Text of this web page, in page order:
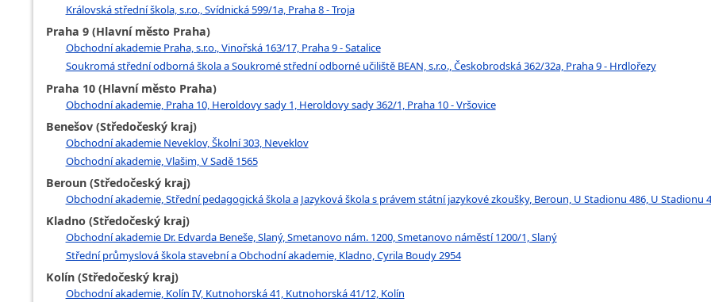
Královská střední škola, s.r.o., Svídnická 599/1a, Praha 8 - Troja
Praha 9 (Hlavní město Praha)
Obchodní akademie Praha, s.r.o., Vinořská 163/17, Praha 9 - Satalice
Soukromá střední odborná škola a Soukromé střední odborné učiliště BEAN, s.r.o., Českobrodská 362/32a, Praha 9 - Hrdlořezy
Praha 10 (Hlavní město Praha)
Obchodní akademie, Praha 10, Heroldovy sady 1, Heroldovy sady 362/1, Praha 10 - Vršovice
Benešov (Středočeský kraj)
Obchodní akademie Neveklov, Školní 303, Neveklov
Obchodní akademie, Vlašim, V Sadě 1565
Beroun (Středočeský kraj)
Obchodní akademie, Střední pedagogická škola a Jazyková škola s právem státní jazykové zkoušky, Beroun, U Stadionu 486, U Stadionu
Kladno (Středočeský kraj)
Obchodní akademie Dr. Edvarda Beneše, Slaný, Smetanovo nám. 1200, Smetanovo náměstí 1200/1, Slaný
Střední průmyslová škola stavební a Obchodní akademie, Kladno, Cyrila Boudy 2954
Kolín (Středočeský kraj)
Obchodní akademie, Kolín IV, Kutnohorská 41, Kutnohorská 41/12, Kolín